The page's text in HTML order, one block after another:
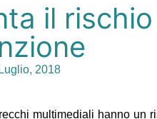
il
2018
multimediali hanno un